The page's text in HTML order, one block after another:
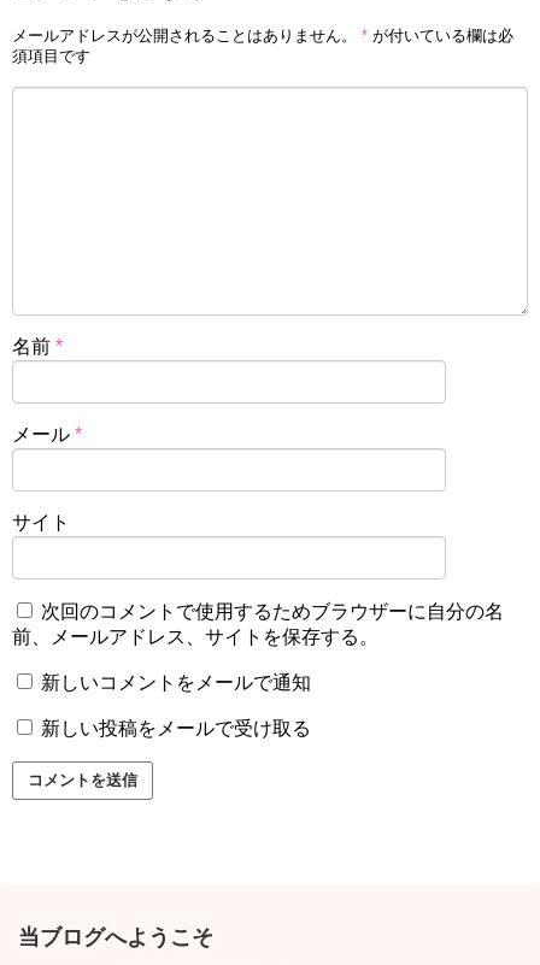
メールアドレスが公開されることはありません。 * が付いている欄は必
須項目です
名前 *
メール *
サイト
次回のコメントで使用するためブラウザーに自分の名
前、メールアドレス、サイトを保存する。
新しいコメントをメールで通知
新しい投稿をメールで受け取る
当ブログへようこそ